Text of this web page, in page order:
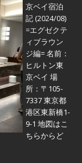
京ベイ宿泊
記 (2024/08)
=エグゼクテ
ィブラウン
ジ編=名前：
ヒルトン東
京ベイ 場
所：〒105-
7337 東京都
港区東新橋1-
9-1 地図はこ
ちらからど